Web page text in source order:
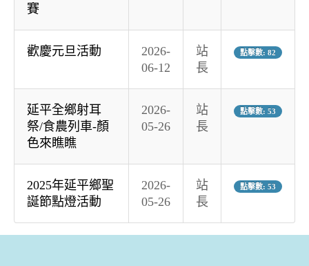
賽
歡慶元旦活動
2026-
06-12
站
長
點擊數: 82
延平全鄉射耳
祭/食農列車-顏
色來瞧瞧
2026-
05-26
站
長
點擊數: 53
2025年延平鄉聖
誕節點燈活動
2026-
05-26
站
長
點擊數: 53